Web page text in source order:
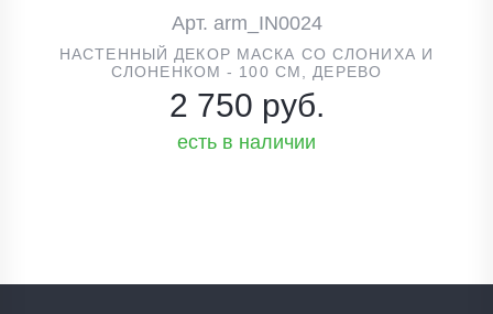
Арт. arm_IN0024
НАСТЕННЫЙ ДЕКОР МАСКА СО СЛОНИХА И
СЛОНЕНКОМ - 100 СМ, ДЕРЕВО
2 750 руб.
есть в наличии